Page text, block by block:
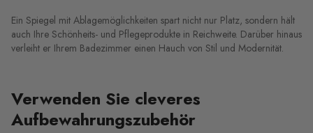
Ein Spiegel mit Ablagemöglichkeiten spart nicht nur Platz, sondern hält
auch Ihre Schönheits- und Pflegeprodukte in Reichweite. Darüber hinaus
verleiht er Ihrem Badezimmer einen Hauch von Stil und Modernität.
Verwenden Sie cleveres
Aufbewahrungszubehör